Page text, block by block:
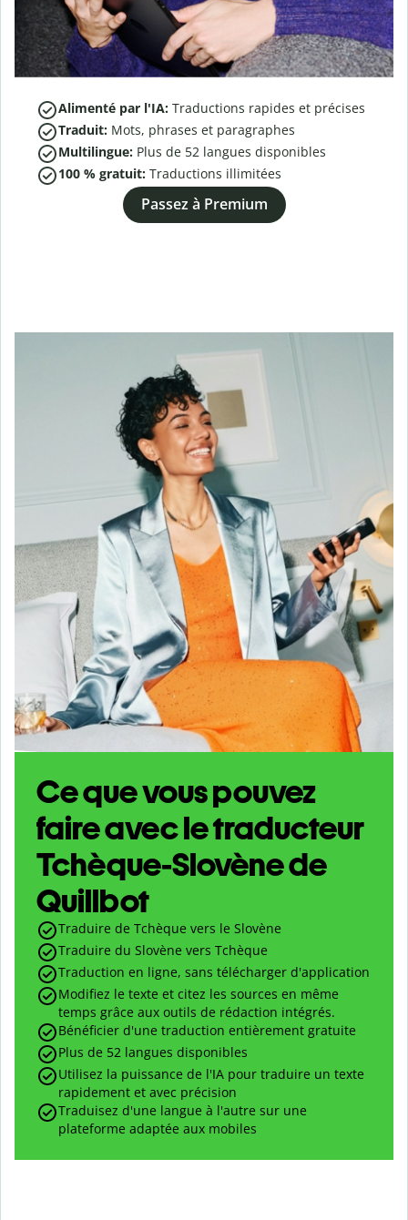
Alimenté par l'IA: Traductions rapides et précises
Traduit: Mots, phrases et paragraphes
Multilingue: Plus de 52 langues disponibles
100 % gratuit: Traductions illimitées
Passez à Premium
Ce que vous pouvez
faire avec le traducteur
Tchèque-Slovène de
Quillbot
Traduire de Tchèque vers le Slovène
Traduire du Slovène vers Tchèque
Traduction en ligne, sans télécharger d'application
Modifiez le texte et citez les sources en même
temps grâce aux outils de rédaction intégrés.
Bénéficier d'une traduction entièrement gratuite
Plus de 52 langues disponibles
Utilisez la puissance de l'IA pour traduire un texte
rapidement et avec précision
Traduisez d'une langue à l'autre sur une
plateforme adaptée aux mobiles